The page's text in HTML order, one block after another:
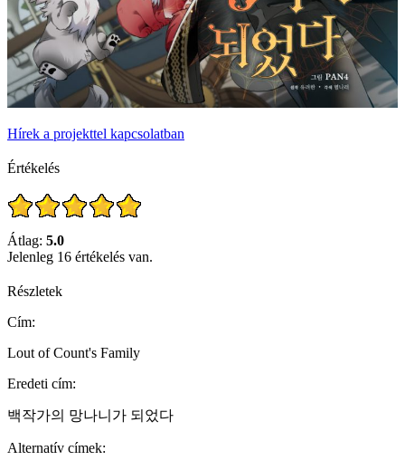
Hírek a projekttel kapcsolatban
Értékelés
Átlag: 5.0
Jelenleg 16 értékelés van.
Részletek
Cím:
Lout of Count's Family
Eredeti cím:
백작가의 망나니가 되었다
Alternatív címek: